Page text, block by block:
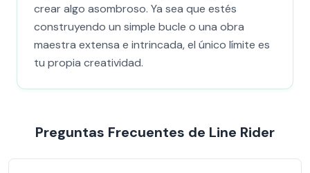
crear algo asombroso. Ya sea que estés
construyendo un simple bucle o una obra
maestra extensa e intrincada, el único límite es
tu propia creatividad.
Preguntas Frecuentes de Line Rider